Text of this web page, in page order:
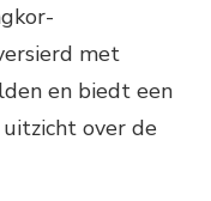
met
en biedt een
over de